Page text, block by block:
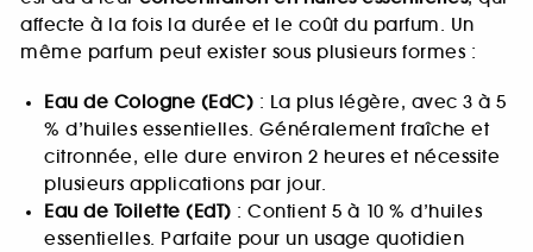
affecte à la fois la durée et le coût du parfum. Un
même parfum peut exister sous plusieurs formes :
Eau de Cologne (EdC) : La plus légère, avec 3 à 5
% d’huiles essentielles. Généralement fraîche et
citronnée, elle dure environ 2 heures et nécessite
plusieurs applications par jour.
Eau de Toilette (EdT) : Contient 5 à 10 % d’huiles
essentielles. Parfaite pour un usage quotidien